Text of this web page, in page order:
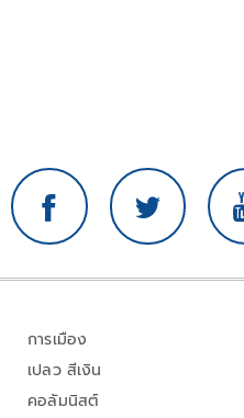
การเมือง
เปลว สีเงิน
คอลัมนิสต์